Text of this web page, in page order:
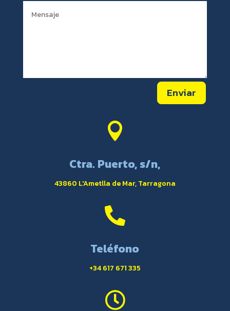
Enviar

Ctra. Puerto, s/n,
43860 L'Ametlla de Mar, Tarragona

Teléfono
+34 617 671 335
